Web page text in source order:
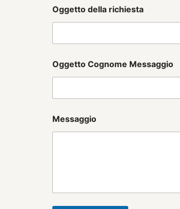
Oggetto della richiesta
Oggetto Cognome Messaggio
Messaggio